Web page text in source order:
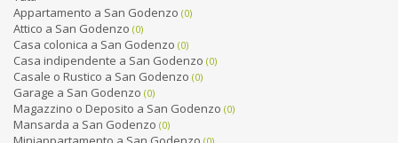
Appartamento a San Godenzo (0)
Attico a San Godenzo (0)
Casa colonica a San Godenzo (0)
Casa indipendente a San Godenzo (0)
Casale o Rustico a San Godenzo (0)
Garage a San Godenzo (0)
Magazzino o Deposito a San Godenzo (0)
Mansarda a San Godenzo (0)